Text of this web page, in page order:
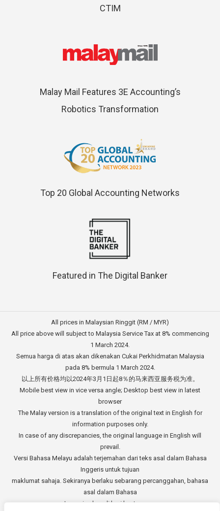
CTIM
Malay Mail Features 3E Accounting’s
Robotics Transformation
Top 20 Global Accounting Networks
Featured in The Digital Banker
All prices in Malaysian Ringgit (RM / MYR)
All price above will subject to Malaysia Service Tax at 8% commencing
1 March 2024.
Semua harga di atas akan dikenakan Cukai Perkhidmatan Malaysia
pada 8% bermula 1 March 2024.
以上所有价格均以2024年3月1日起8％的马来西亚服务税为准。
Mobile best view in vice versa angle; Desktop best view in latest
browser
The Malay version is a translation of the original text in English for
information purposes only.
In case of any discrepancies, the original language in English will
prevail.
Versi Bahasa Melayu adalah terjemahan dari teks asal dalam Bahasa
Inggeris untuk tujuan
maklumat sahaja. Sekiranya berlaku sebarang percanggahan, bahasa
asal dalam Bahasa
Inggeris akan di beri keutamaan.